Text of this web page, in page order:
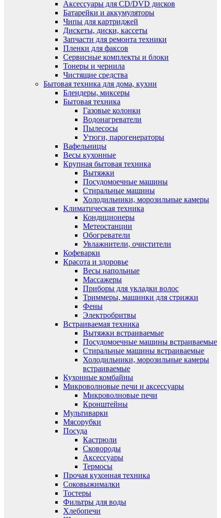
Аксессуары для CD/DVD дисков
Батарейки и аккумуляторы
Чипы для картриджей
Дискеты, диски, кассеты
Запчасти для ремонта техники
Пленки для факсов
Сервисные комплекты и блоки
Тонеры и чернила
Чистящие средства
Бытовая техника для дома, кухни
Блендеры, миксеры
Бытовая техника
Газовые колонки
Водонагреватели
Пылесосы
Утюги, парогенераторы
Вафельницы
Весы кухонные
Крупная бытовая техника
Вытяжки
Посудомоечные машины
Стиральные машины
Холодильники, морозильные камеры
Климатическая техника
Кондиционеры
Метеостанции
Обогреватели
Увлажнители, очистители
Кофеварки
Красота и здоровье
Весы напольные
Массажеры
Приборы для укладки волос
Триммеры, машинки для стрижки
Фены
Электробритвы
Встраиваемая техника
Вытяжки встраиваемые
Посудомоечные машины встраиваемые
Стиральные машины встраиваемые
Холодильники, морозильные камеры
встраиваемые
Кухонные комбайны
Микроволновые печи и аксессуары
Микроволновые печи
Кронштейны
Мультиварки
Мясорубки
Посуда
Кастрюли
Сковороды
Аксессуары
Термосы
Прочая кухонная техника
Соковыжималки
Тостеры
Фильтры для воды
Хлебопечи